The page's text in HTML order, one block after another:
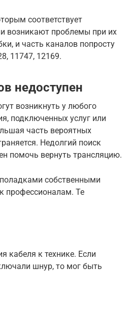
соответствует
возникают проблемы при их
и часть каналов попросту
11747, 12169.
недоступен
возникнуть у любого
подключенных услуг или
часть вероятных
Недолгий поиск
помочь вернуть трансляцию.
собственными
профессионалам. Те
кабеля к технике. Если
шнур, то мог быть